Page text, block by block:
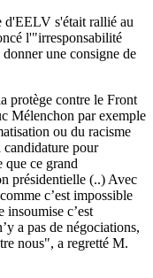
d'EELV s'était rallié au
l'"irresponsabilité
une consigne de
protège contre le Front
Mélenchon par exemple
ou du racisme
pour
que ce grand
présidentielle (..) Avec
c’est impossible
insoumise c’est
a pas de négociations,
nous", a regretté M.